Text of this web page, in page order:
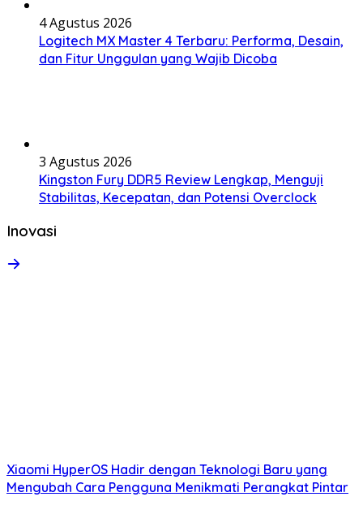
4 Agustus 2026
Logitech MX Master 4 Terbaru: Performa, Desain,
dan Fitur Unggulan yang Wajib Dicoba
3 Agustus 2026
Kingston Fury DDR5 Review Lengkap, Menguji
Stabilitas, Kecepatan, dan Potensi Overclock
Inovasi
Xiaomi HyperOS Hadir dengan Teknologi Baru yang
Mengubah Cara Pengguna Menikmati Perangkat Pintar